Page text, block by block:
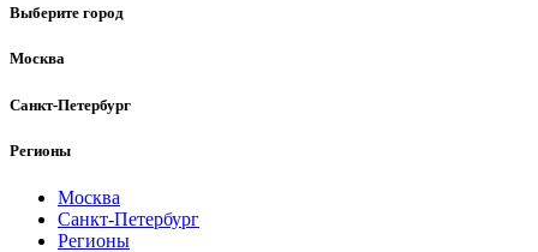
Выберите город
Москва
Санкт-Петербург
Регионы
Москва
Санкт-Петербург
Регионы